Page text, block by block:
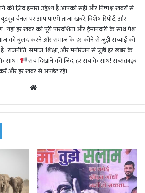
ज़िद हमारा उद्देश्य है आपको सही और निष्पक्ष खबरों से
चैनल पर आप पाएंगे ताजा खबरें, विशेष रिपोर्ट, और
यहां हर खबर को पूरी पारदर्शिता और ईमानदारी के साथ पेश
को बुलंद करने और समाज के हर कोने से जुड़ी सच्चाई को
राजनीति, समाज, शिक्षा, और मनोरंजन से जुड़ी हर खबर के
साथ।
सच दिखाने की ज़िद, हर सच के साथ! सब्सक्राइब
और हर खबर से अपडेट रहें।
te